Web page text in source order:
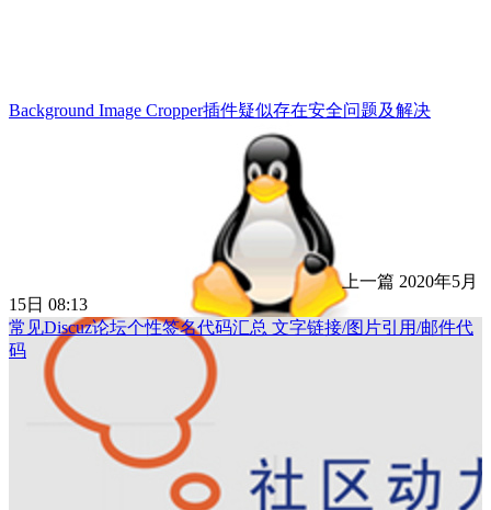
Background Image Cropper插件疑似存在安全问题及解决
上一篇 2020年5月
15日 08:13
常见Discuz论坛个性签名代码汇总 文字链接/图片引用/邮件代
码